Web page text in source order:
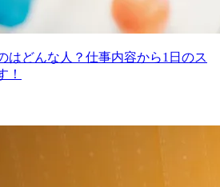
はどんな人？仕事内容から1日のス
！